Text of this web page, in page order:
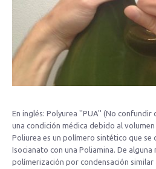
En inglés: Polyurea ''PUA'' (No confundir
una condición médica debido al
Poliurea es un polímero sintético que se
Isocianato con una Poliamina. De alguna
polímerización por condensación